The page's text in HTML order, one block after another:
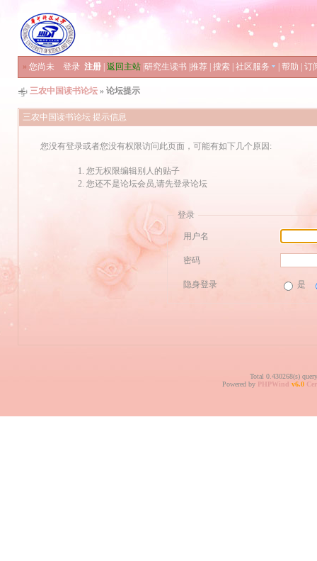
» 您尚未 登录 注册 返回主站 研究生读书 推荐 搜索 社区服务 帮助 订
三农中国读书论坛 » 论坛提示
三农中国读书论坛 提示信息
您没有登录或者您没有权限访问此页面，可能有如下几个原因:
您无权限编辑别人的贴子
您还不是论坛会员,请先登录论坛
登录
用户名
密码
隐身登录 是
Total 0.430268(s)
Powered by PHPWind v6.0